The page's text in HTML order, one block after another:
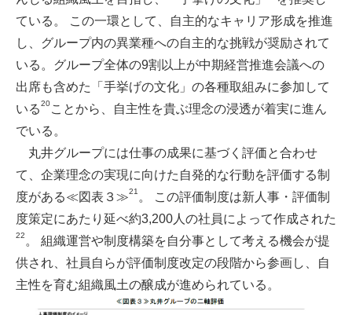
ている。 この一環として、自主的なキャリア形成を推進
し、グループ内の異業種への自主的な挑戦が奨励されて
いる。グループ全体の9割以上が中期経営推進会議への
出席も含めた「手挙げの文化」の各種取組みに参加して
いる20ことから、自主性を貴ぶ理念の浸透が着実に進ん
でいる。
丸井グループには仕事の成果に基づく評価と合わせ
て、企業理念の実現に向けた自発的な行動を評価する制
度がある≪図表３≫21 。 この評価制度は新人事・評価制
度策定にあたり延べ約3,200人の社員によって作成された
22 。 組織運営や制度構築を自分事として考える機会が提
供され、社員自らが評価制度改定の段階から参画し、自
主性を育む組織風土の醸成が進められている。